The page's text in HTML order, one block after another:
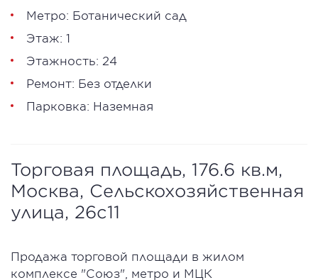
Метро: Ботанический сад
Этаж: 1
Этажность: 24
Ремонт: Без отделки
Парковка: Наземная
Торговая площадь, 176.6 кв.м,
Москва, Сельскохозяйственная
улица, 26с11
Продажа торговой площади в жилом
комплексе "Союз", метро и МЦК